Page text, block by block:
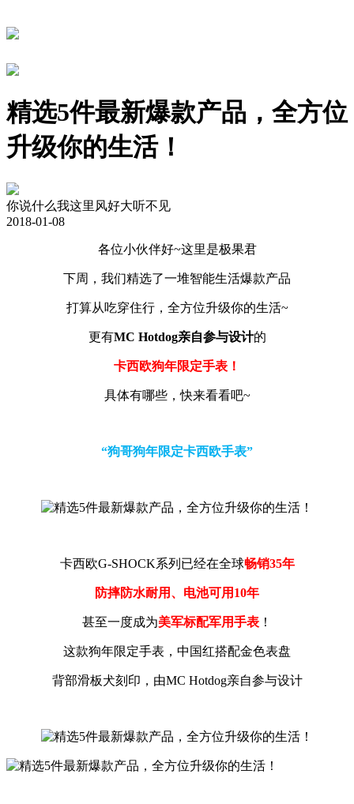
精选5件最新爆款产品，全方位
升级你的生活！
你说什么我这里风好大听不见
2018-01-08
各位小伙伴好~这里是极果君
下周，我们精选了一堆智能生活爆款产品
打算从吃穿住行，全方位升级你的生活~
更有MC Hotdog亲自参与设计的
卡西欧狗年限定手表！
具体有哪些，快来看看吧~
“狗哥狗年限定卡西欧手表”
卡西欧G-SHOCK系列已经在全球畅销35年
防摔防水耐用、电池可用10年
甚至一度成为美军标配军用手表 ！
这款狗年限定手表，中国红搭配金色表盘
背部滑板犬刻印，由MC Hotdog亲自参与设计